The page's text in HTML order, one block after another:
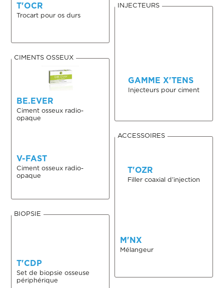
T'OCR
Trocart pour os durs
INJECTEURS
GAMME X'TENS
Injecteurs pour ciment
CIMENTS OSSEUX
BE.EVER
Ciment osseux radio-
opaque
V-FAST
Ciment osseux radio-
opaque
ACCESSOIRES
T'OZR
Filler coaxial d’injection
M'NX
Mélangeur
BIOPSIE
T'CDP
Set de biopsie osseuse
périphérique